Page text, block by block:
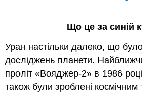
Що це за синій
Уран настільки далеко, що
досліджень планети.
проліт «Вояджер-2» в 1986
також були зроблені космічним